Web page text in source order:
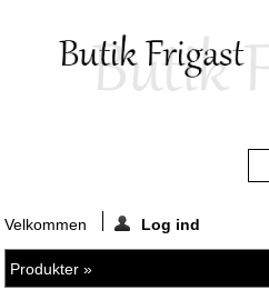
Velkommen Log ind